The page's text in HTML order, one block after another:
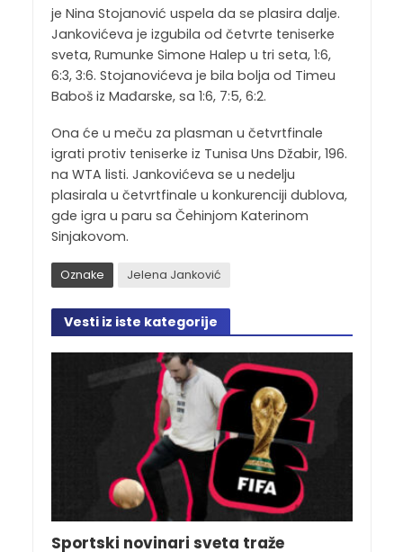
je Nina Stojanović uspela da se plasira dalje.
Jankovićeva je izgubila od četvrte teniserke
sveta, Rumunke Simone Halep u tri seta, 1:6,
6:3, 3:6. Stojanovićeva je bila bolja od Timeu
Baboš iz Mađarske, sa 1:6, 7:5, 6:2.
Ona će u meču za plasman u četvrtfinale
igrati protiv teniserke iz Tunisa Uns Džabir, 196.
na WTA listi. Jankovićeva se u nedelju
plasirala u četvrtfinale u konkurenciji dublova,
gde igra u paru sa Čehinjom Katerinom
Sinjakovom.
Oznake Jelena Janković
Vesti iz iste kategorije
Sportski novinari sveta traže